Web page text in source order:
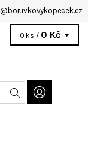
@ boruvkovykopecek.cz
0 ks / 0 Kč